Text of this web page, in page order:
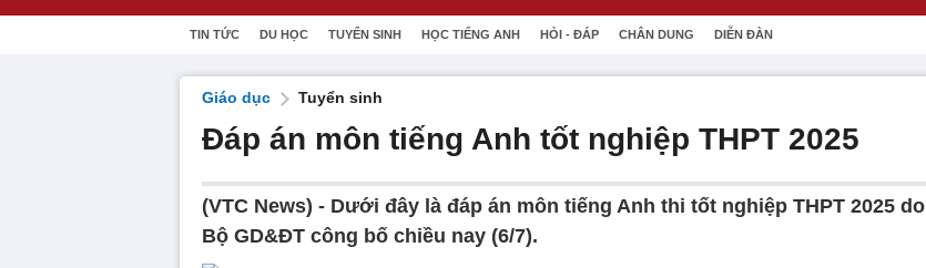
TIN TỨC DU HỌC TUYỂN SINH HỌC TIẾNG ANH HỎI - ĐÁP CHÂN DUNG DIỄN ĐÀN
Giáo dục Tuyển sinh
Đáp án môn tiếng Anh tốt nghiệp THPT 2025
(VTC News) - Dưới đây là đáp án môn tiếng Anh thi tốt nghiệp THPT 2025 do
Bộ GD&ĐT công bố chiều nay (6/7).